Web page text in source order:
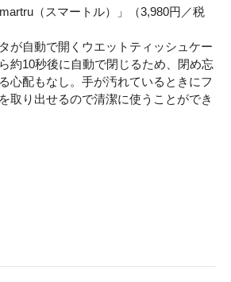
（スマートル）」（3,980円／税
が自動で開くウエットティッシュケー
約10秒後に自動で閉じるため、閉め忘
心配もなし。手が汚れているときにフ
取り出せるので清潔に使うことができ